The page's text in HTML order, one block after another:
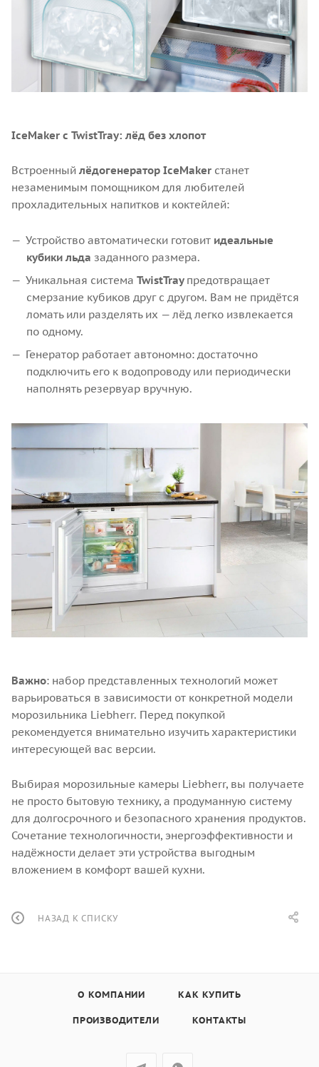
IceMaker с TwistTray: лёд без хлопот
Встроенный лёдогенератор IceMaker станет
незаменимым помощником для любителей
прохладительных напитков и коктейлей:
Устройство автоматически готовит идеальные
кубики льда заданного размера.
Уникальная система TwistTray предотвращает
смерзание кубиков друг с другом. Вам не придётся
ломать или разделять их — лёд легко извлекается
по одному.
Генератор работает автономно: достаточно
подключить его к водопроводу или периодически
наполнять резервуар вручную.
Важно: набор представленных технологий может
варьироваться в зависимости от конкретной модели
морозильника Liebherr. Перед покупкой
рекомендуется внимательно изучить характеристики
интересующей вас версии.
Выбирая морозильные камеры Liebherr, вы получаете
не просто бытовую технику, а продуманную систему
для долгосрочного и безопасного хранения продуктов.
Сочетание технологичности, энергоэффективности и
надёжности делает эти устройства выгодным
вложением в комфорт вашей кухни.
НАЗАД К СПИСКУ
О КОМПАНИИ КАК КУПИТЬ
ПРОИЗВОДИТЕЛИ КОНТАКТЫ